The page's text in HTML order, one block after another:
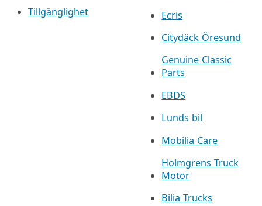
Tillgänglighet
Ecris
Citydäck Öresund
Genuine Classic
Parts
EBDS
Lunds bil
Mobilia Care
Holmgrens Truck
Motor
Bilia Trucks